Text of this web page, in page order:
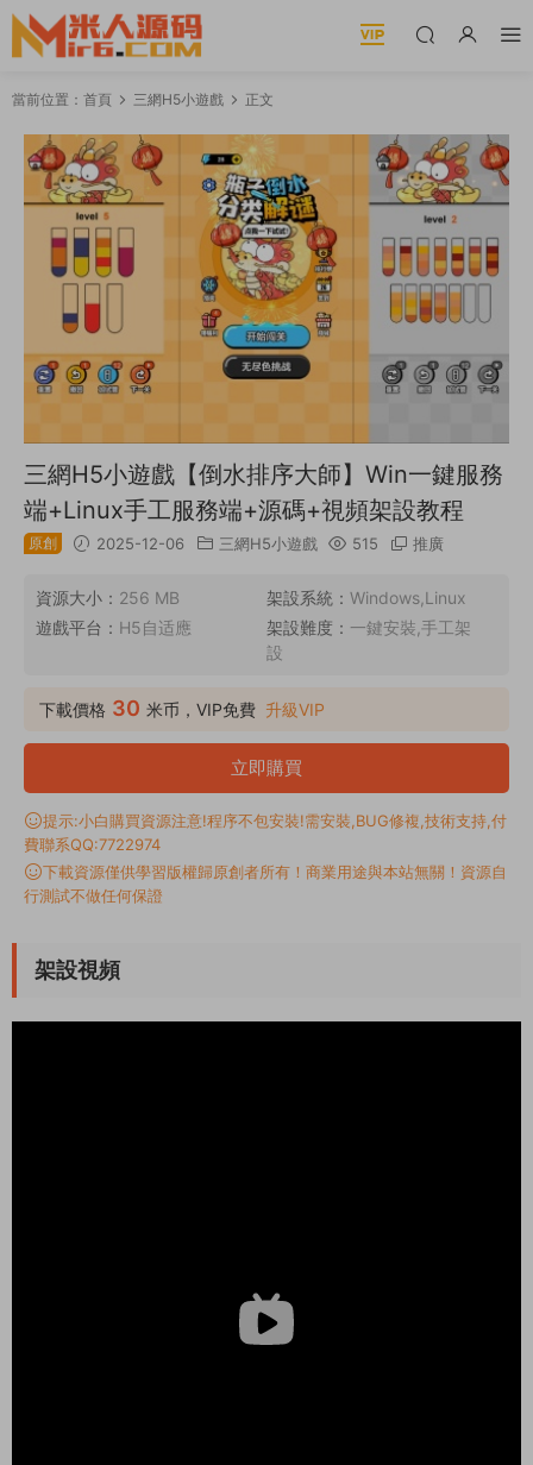
當前位置： 首頁 三網H5小遊戲 正文
三網H5小遊戲【倒水排序大師】Win一鍵服務
端+Linux手工服務端+源碼+視頻架設教程
原創 2025-12-06 三網H5小遊戲 515 推廣
資源大小： 256 MB 架設系統： Windows,Linux
遊戲平台： H5自适應 架設難度： 一鍵安裝,手工架
設
下載價格 30 米币，VIP免費 升級VIP
立即購買
提示:小白購買資源注意!程序不包安裝!需安裝,BUG修複,技術支持,付
費聯系QQ:7722974
下載資源僅供學習版權歸原創者所有！商業用途與本站無關！資源自
行測試不做任何保證
架設視頻